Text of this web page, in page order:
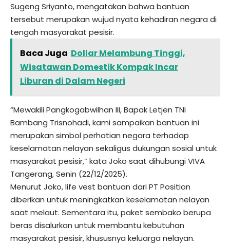
Sugeng Sriyanto, mengatakan bahwa bantuan
tersebut merupakan wujud nyata kehadiran negara di
tengah masyarakat pesisir.
Baca Juga Dollar Melambung Tinggi,
Wisatawan Domestik Kompak Incar
Liburan di Dalam Negeri
“Mewakili Pangkogabwilhan III, Bapak Letjen TNI
Bambang Trisnohadi, kami sampaikan bantuan ini
merupakan simbol perhatian negara terhadap
keselamatan nelayan sekaligus dukungan sosial untuk
masyarakat pesisir,” kata Joko saat dihubungiVIVA
Tangerang, Senin (22/12/2025).
Menurut Joko, life vest bantuan dari PT Position
diberikan untuk meningkatkan keselamatan nelayan
saat melaut. Sementara itu, paket sembako berupa
beras disalurkan untuk membantu kebutuhan
masyarakat pesisir, khususnya keluarga nelayan.